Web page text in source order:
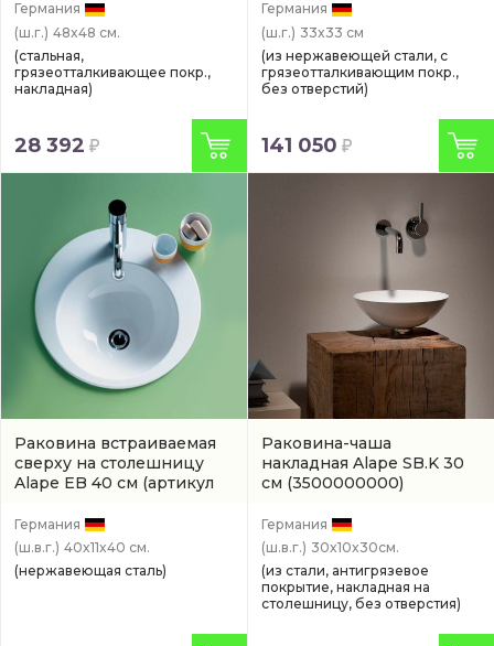
Германия
(ш.г.) 48x48 см.
(стальная,
грязеотталкивающее покр.,
накладная)
28 392
Германия
(ш.г.) 33x33 см
(из нержавеющей стали, с
грязеотталкивающим покр.,
без отверстий)
141 050
Раковина встраиваемая
сверху на столешницу
Alape EB 40 см (артикул
Германия
(ш.в.г.) 40x11x40 см.
(нержавеющая сталь)
Раковина-чаша
накладная Alape SB.K 30
см (3500000000)
Германия
(ш.в.г.) 30x10x30см.
(из стали, антигрязевое
покрытие, накладная на
столешницу, без отверстия)